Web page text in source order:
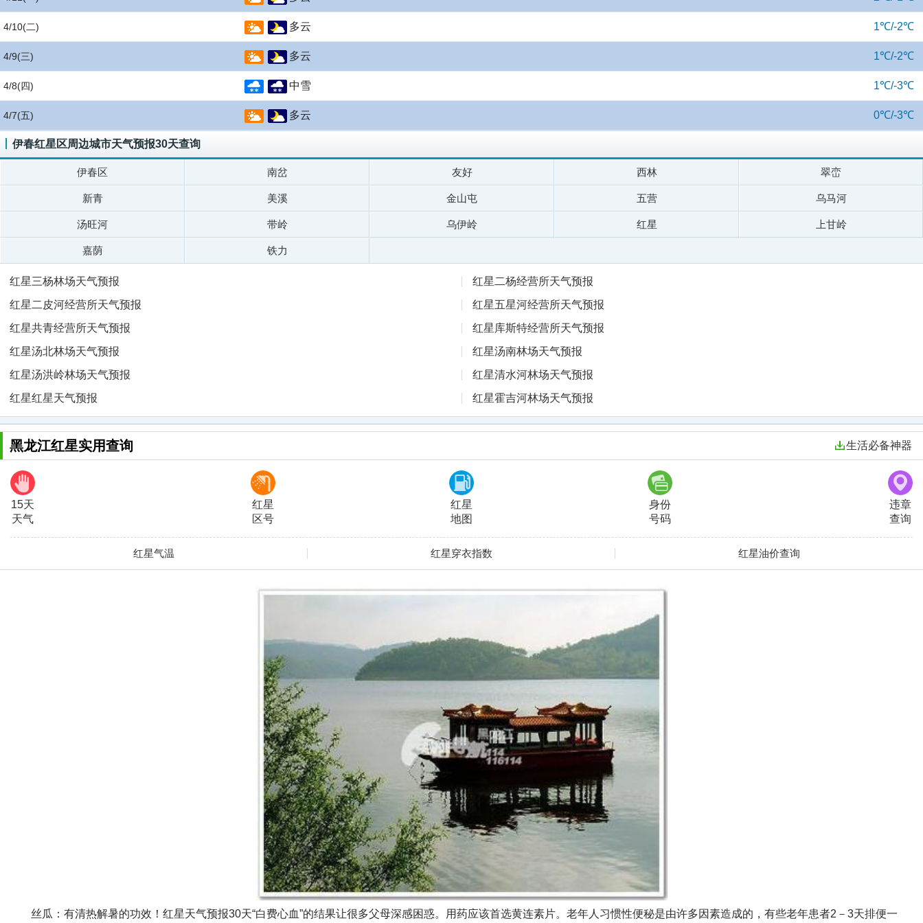
4/10(二) 多云 1℃/-2℃
4/9(三) 多云 1℃/-2℃
4/8(四) 中雪 1℃/-3℃
4/7(五) 多云 0℃/-3℃
伊春红星区周边城市天气预报30天查询
伊春区 南岔 友好 西林 翠峦
新青 美溪 金山屯 五营 乌马河
汤旺河 带岭 乌伊岭 红星 上甘岭
嘉荫 铁力
红星三杨林场天气预报
红星二杨经营所天气预报
红星二皮河经营所天气预报
红星五星河经营所天气预报
红星共青经营所天气预报
红星库斯特经营所天气预报
红星汤北林场天气预报
红星汤南林场天气预报
红星汤洪岭林场天气预报
红星清水河林场天气预报
红星红星天气预报
红星霍吉河林场天气预报
黑龙江红星实用查询 生活必备神器
15天
天气
红星
区号
红星
地图
身份
号码
违章
查询
红星气温 红星穿衣指数 红星油价查询
丝瓜：有清热解暑的功效！红星天气预报30天“白费心血”的结果让很多父母深感困惑。用药应该首选黄连素片。老年人习惯性便秘是由许多因素造成的，有些老年患者2－3天排便一